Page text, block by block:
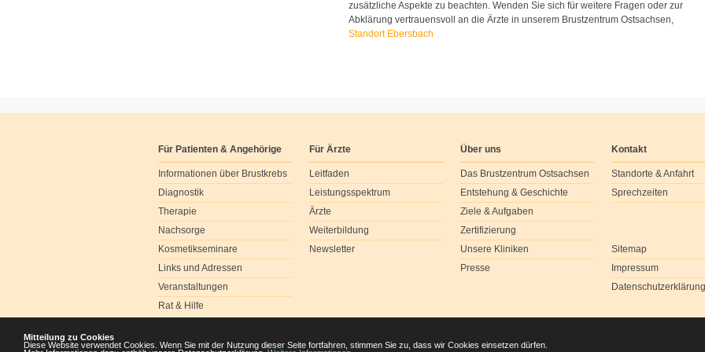
Mitteilung zu Cookies
Diese Website verwendet Cookies. Wenn Sie mit der Nutzung dieser Seite fortfahren, stimmen Sie zu, dass wir Cookies einsetzen dürfen.
zusätzliche Aspekte zu beachten. Wenden Sie sich für weitere Fragen oder zur
Abklärung vertrauensvoll an die Ärzte in unserem Brustzentrum Ostsachsen,
Standort Ebersbach
Für Patienten & Angehörige
Informationen über Brustkrebs
Diagnostik
Therapie
Nachsorge
Kosmetikseminare
Links und Adressen
Veranstaltungen
Rat & Hilfe
Für Ärzte
Leitfaden
Leistungsspektrum
Ärzte
Weiterbildung
Newsletter
Über uns
Das Brustzentrum Ostsachsen
Entstehung & Geschichte
Ziele & Aufgaben
Zertifizierung
Unsere Kliniken
Presse
Kontakt
Standorte & Anfahrt
Sprechzeiten
Sitemap
Impressum
Datenschutzerklärung